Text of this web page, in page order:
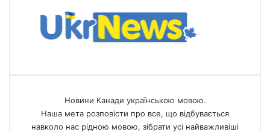
Новини Канади українською мовою.
Наша мета розповісти про все, що відбувається
навколо нас рідною мовою, зібрати усі найважливіші